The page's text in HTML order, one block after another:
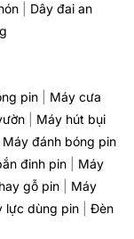
Dây đai an
pin
Máy cưa
Máy hút bụi
Máy đánh bóng pin
đinh pin
Máy
gỗ pin
Máy
lực dùng pin
Đèn